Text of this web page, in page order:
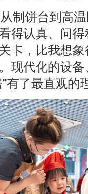
制饼台到高
得认真、问
卡，比我想
现代化的设
有了最直观的